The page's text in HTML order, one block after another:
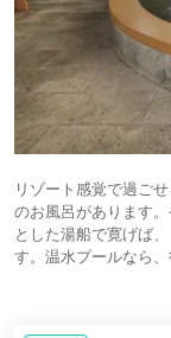
リゾート感覚で過ご
のお風呂があります
とした湯船で寛げば
す。温水プールなら、